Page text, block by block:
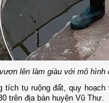
lên làm giàu với mô
tụ ruộng đất, quy
trên địa bàn huyện Vũ Thư.